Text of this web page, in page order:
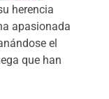
herencia
apasionada
el
que han